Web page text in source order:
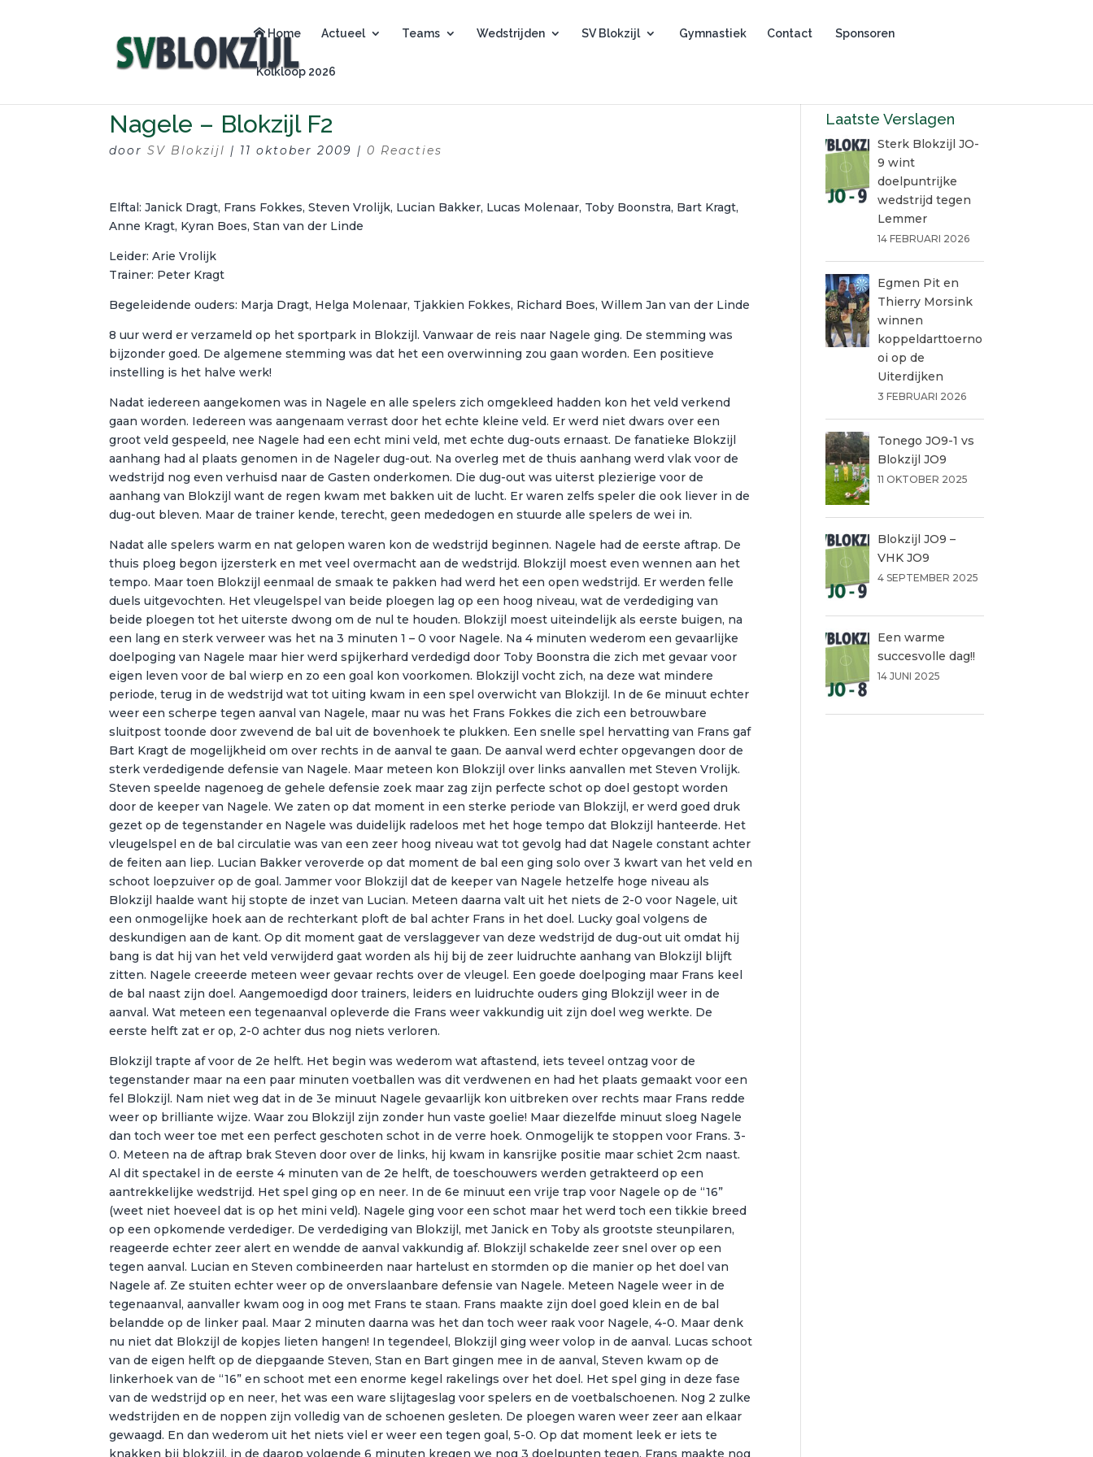
Home Actueel Teams Wedstrijden SV Blokzijl Gymnastiek Contact Sponsoren
Kolkloop 2026
Nagele – Blokzijl F2
doorSV Blokzijl | 11 oktober 2009 | 0 Reacties
Elftal: Janick Dragt, Frans Fokkes, Steven Vrolijk, Lucian Bakker, Lucas Molenaar, Toby Boonstra, Bart Kragt,
Anne Kragt, Kyran Boes, Stan van der Linde
Leider: Arie Vrolijk
Trainer: Peter Kragt
Begeleidende ouders: Marja Dragt, Helga Molenaar, Tjakkien Fokkes, Richard Boes, Willem Jan van der Linde
8 uur werd er verzameld op het sportpark in Blokzijl. Vanwaar de reis naar Nagele ging. De stemming was
bijzonder goed. De algemene stemming was dat het een overwinning zou gaan worden. Een positieve
instelling is het halve werk!
Nadat iedereen aangekomen was in Nagele en alle spelers zich omgekleed hadden kon het veld verkend
gaan worden. Iedereen was aangenaam verrast door het echte kleine veld. Er werd niet dwars over een
groot veld gespeeld, nee Nagele had een echt mini veld, met echte dug-outs ernaast. De fanatieke Blokzijl
aanhang had al plaats genomen in de Nageler dug-out. Na overleg met de thuis aanhang werd vlak voor de
wedstrijd nog even verhuisd naar de Gasten onderkomen. Die dug-out was uiterst plezierige voor de
aanhang van Blokzijl want de regen kwam met bakken uit de lucht. Er waren zelfs speler die ook liever in de
dug-out bleven. Maar de trainer kende, terecht, geen mededogen en stuurde alle spelers de wei in.
Nadat alle spelers warm en nat gelopen waren kon de wedstrijd beginnen. Nagele had de eerste aftrap. De
thuis ploeg begon ijzersterk en met veel overmacht aan de wedstrijd. Blokzijl moest even wennen aan het
tempo. Maar toen Blokzijl eenmaal de smaak te pakken had werd het een open wedstrijd. Er werden felle
duels uitgevochten. Het vleugelspel van beide ploegen lag op een hoog niveau, wat de verdediging van
beide ploegen tot het uiterste dwong om de nul te houden. Blokzijl moest uiteindelijk als eerste buigen, na
een lang en sterk verweer was het na 3 minuten 1 – 0 voor Nagele. Na 4 minuten wederom een gevaarlijke
doelpoging van Nagele maar hier werd spijkerhard verdedigd door Toby Boonstra die zich met gevaar voor
eigen leven voor de bal wierp en zo een goal kon voorkomen. Blokzijl vocht zich, na deze wat mindere
periode, terug in de wedstrijd wat tot uiting kwam in een spel overwicht van Blokzijl. In de 6e minuut echter
weer een scherpe tegen aanval van Nagele, maar nu was het Frans Fokkes die zich een betrouwbare
sluitpost toonde door zwevend de bal uit de bovenhoek te plukken. Een snelle spel hervatting van Frans gaf
Bart Kragt de mogelijkheid om over rechts in de aanval te gaan. De aanval werd echter opgevangen door de
sterk verdedigende defensie van Nagele. Maar meteen kon Blokzijl over links aanvallen met Steven Vrolijk.
Steven speelde nagenoeg de gehele defensie zoek maar zag zijn perfecte schot op doel gestopt worden
door de keeper van Nagele. We zaten op dat moment in een sterke periode van Blokzijl, er werd goed druk
gezet op de tegenstander en Nagele was duidelijk radeloos met het hoge tempo dat Blokzijl hanteerde. Het
vleugelspel en de bal circulatie was van een zeer hoog niveau wat tot gevolg had dat Nagele constant achter
de feiten aan liep. Lucian Bakker veroverde op dat moment de bal een ging solo over 3 kwart van het veld en
schoot loepzuiver op de goal. Jammer voor Blokzijl dat de keeper van Nagele hetzelfe hoge niveau als
Blokzijl haalde want hij stopte de inzet van Lucian. Meteen daarna valt uit het niets de 2-0 voor Nagele, uit
een onmogelijke hoek aan de rechterkant ploft de bal achter Frans in het doel. Lucky goal volgens de
deskundigen aan de kant. Op dit moment gaat de verslaggever van deze wedstrijd de dug-out uit omdat hij
bang is dat hij van het veld verwijderd gaat worden als hij bij de zeer luidruchte aanhang van Blokzijl blijft
zitten. Nagele creeerde meteen weer gevaar rechts over de vleugel. Een goede doelpoging maar Frans keel
de bal naast zijn doel. Aangemoedigd door trainers, leiders en luidruchte ouders ging Blokzijl weer in de
aanval. Wat meteen een tegenaanval opleverde die Frans weer vakkundig uit zijn doel weg werkte. De
eerste helft zat er op, 2-0 achter dus nog niets verloren.
Blokzijl trapte af voor de 2e helft. Het begin was wederom wat aftastend, iets teveel ontzag voor de
tegenstander maar na een paar minuten voetballen was dit verdwenen en had het plaats gemaakt voor een
fel Blokzijl. Nam niet weg dat in de 3e minuut Nagele gevaarlijk kon uitbreken over rechts maar Frans redde
weer op brilliante wijze. Waar zou Blokzijl zijn zonder hun vaste goelie! Maar diezelfde minuut sloeg Nagele
dan toch weer toe met een perfect geschoten schot in de verre hoek. Onmogelijk te stoppen voor Frans. 3-
0. Meteen na de aftrap brak Steven door over de links, hij kwam in kansrijke positie maar schiet 2cm naast.
Al dit spectakel in de eerste 4 minuten van de 2e helft, de toeschouwers werden getrakteerd op een
aantrekkelijke wedstrijd. Het spel ging op en neer. In de 6e minuut een vrije trap voor Nagele op de “16”
(weet niet hoeveel dat is op het mini veld). Nagele ging voor een schot maar het werd toch een tikkie breed
op een opkomende verdediger. De verdediging van Blokzijl, met Janick en Toby als grootste steunpilaren,
reageerde echter zeer alert en wendde de aanval vakkundig af. Blokzijl schakelde zeer snel over op een
tegen aanval. Lucian en Steven combineerden naar hartelust en stormden op die manier op het doel van
Nagele af. Ze stuiten echter weer op de onverslaanbare defensie van Nagele. Meteen Nagele weer in de
tegenaanval, aanvaller kwam oog in oog met Frans te staan. Frans maakte zijn doel goed klein en de bal
belandde op de linker paal. Maar 2 minuten daarna was het dan toch weer raak voor Nagele, 4-0. Maar denk
nu niet dat Blokzijl de kopjes lieten hangen! In tegendeel, Blokzijl ging weer volop in de aanval. Lucas schoot
van de eigen helft op de diepgaande Steven, Stan en Bart gingen mee in de aanval, Steven kwam op de
linkerhoek van de “16” en schoot met een enorme kegel rakelings over het doel. Het spel ging in deze fase
van de wedstrijd op en neer, het was een ware slijtageslag voor spelers en de voetbalschoenen. Nog 2 zulke
wedstrijden en de noppen zijn volledig van de schoenen gesleten. De ploegen waren weer zeer aan elkaar
gewaagd. En dan wederom uit het niets viel er weer een tegen goal, 5-0. Op dat moment leek er iets te
knakken bij blokzijl, in de daarop volgende 6 minuten kregen we nog 3 doelpunten tegen. Frans maakte nog
Laatste Verslagen
Sterk Blokzijl JO-
9 wint
doelpuntrijke
wedstrijd tegen
Lemmer
14 FEBRUARI 2026
Egmen Pit en
Thierry Morsink
winnen
koppeldarttoerno
oi op de
Uiterdijken
3 FEBRUARI 2026
Tonego JO9-1 vs
Blokzijl JO9
11 OKTOBER 2025
Blokzijl JO9 –
VHK JO9
4 SEPTEMBER 2025
Een warme
succesvolle dag!!
14 JUNI 2025